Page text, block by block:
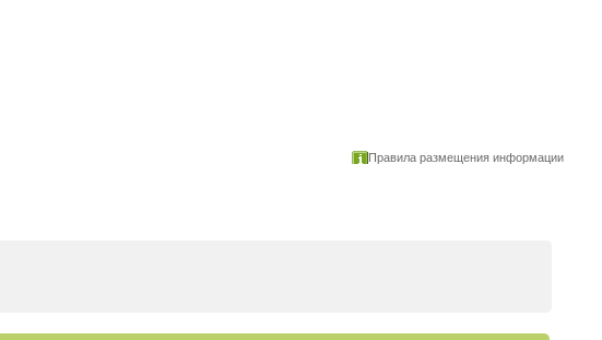
Правила размещения информации